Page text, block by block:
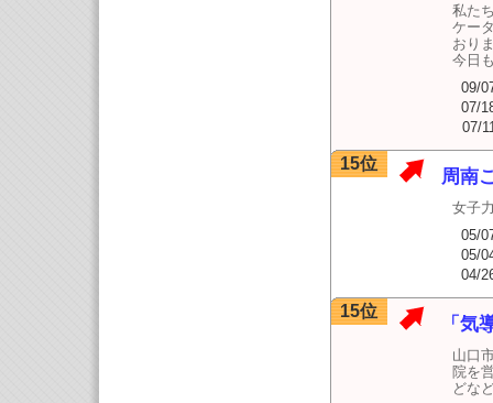
私た
ケー
おり
今日
09/
07/
07/
15位
周南
女子
05/
05/
04/
15位
「気
山口
院を
どな